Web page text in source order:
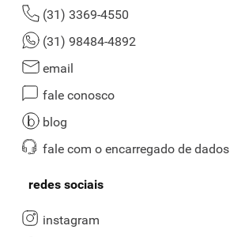
(31) 3369-4550
(31) 98484-4892
email
fale conosco
blog
fale com o encarregado de dados
redes sociais
instagram